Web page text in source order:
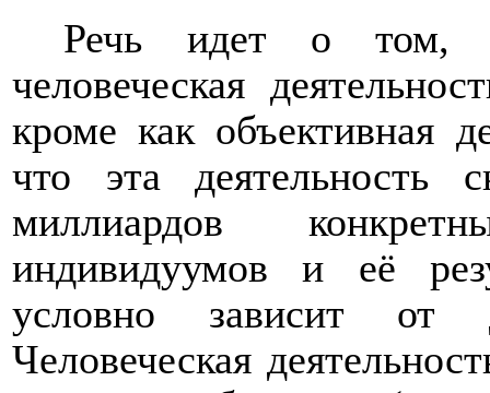
Речь идет о том,
человеческая
кроме как объективная
что эта деятельность
миллиардов
индивидуумов и её
условно зависит от
Человеческая